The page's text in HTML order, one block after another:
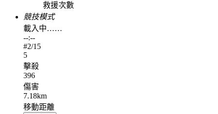
救援次數
競技模式
載入中……
--:--
#2/15
5
擊殺
396
傷害
7.18km
移動距離